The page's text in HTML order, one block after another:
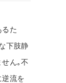
た
下肢静
ん｡不
流を